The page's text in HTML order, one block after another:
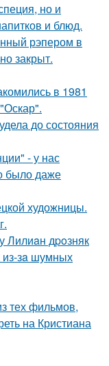
но и
и блюд.
рэпером в
закрыт.
в 1981
до состояния
- у нас
было даже
художницы.
Лилиaн дpoзняк
из-зa шумных
тех фильмов,
на Кристиана